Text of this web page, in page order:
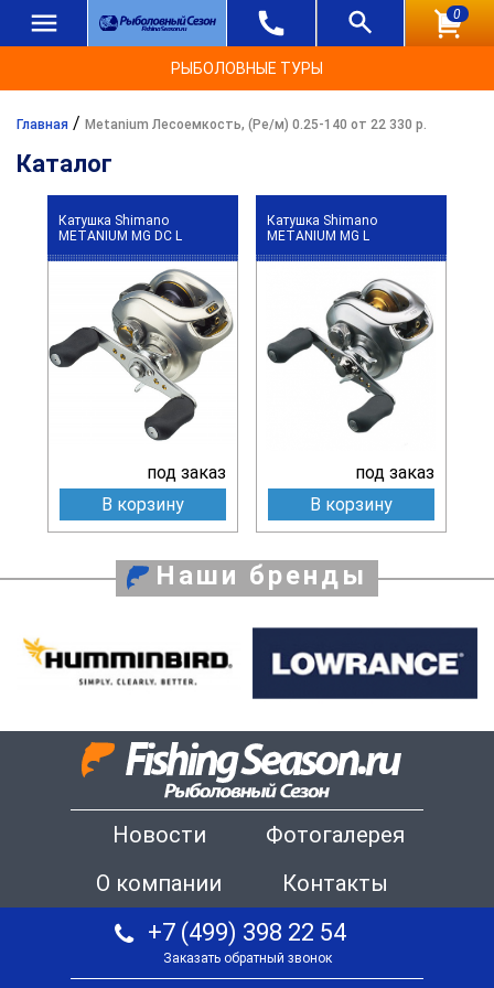
0
РЫБОЛОВНЫЕ ТУРЫ
Главная / Metanium Лесоемкость, (Ре/м) 0.25-140 от 22 330 р.
Каталог
Катушка Shimano
METANIUM MG DC L
под заказ
В корзину
Катушка Shimano
METANIUM MG L
под заказ
В корзину
Наши бренды
Новости
Фотогалерея
О компании
Контакты
+7 (499) 398 22 54
Заказать обратный звонок